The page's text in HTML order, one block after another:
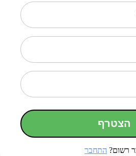
הצטרף
רשום? התחבר